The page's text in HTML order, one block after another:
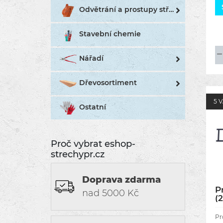
Odvětrání a prostupy střechou
Stavební chemie
Nářadí
Dřevosortiment
Ostatní
Proč vybrat eshop-
strechypr.cz
Doprava zdarma
nad 5000 Kč
5